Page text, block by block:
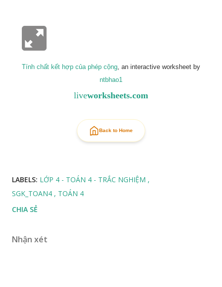
Tính chất kết hợp của phép cộng , an interactive worksheet by
ntbhao1
liveworksheets.com
Back to Home
LABELS: LỚP 4 - TOÁN 4 - TRẮC NGHIỆM
SGK_TOAN4
TOÁN 4
CHIA SẺ
Nhận xét